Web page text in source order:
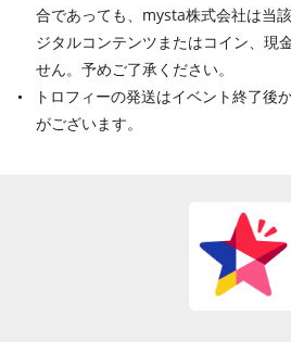
合であっても、mysta株式会社は当
ジタルコンテンツまたはコイン、現
せん。予めご了承ください。
トロフィーの発送はイベント終了後
がございます。